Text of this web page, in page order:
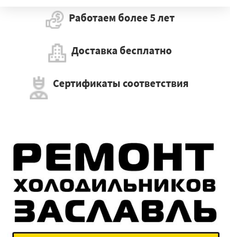
Работаем более 5 лет
Доставка бесплатно
Сертификаты соответствия